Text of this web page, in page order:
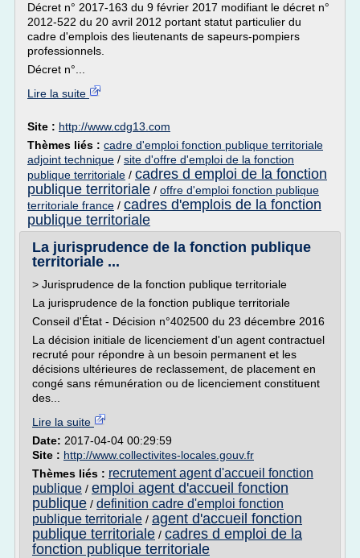
Décret n° 2017-163 du 9 février 2017 modifiant le décret n°
2012-522 du 20 avril 2012 portant statut particulier du
cadre d'emplois des lieutenants de sapeurs-pompiers
professionnels.
Décret n°...
Lire la suite
Site : http://www.cdg13.com
Thèmes liés : cadre d'emploi fonction publique territoriale
adjoint technique / site d'offre d'emploi de la fonction
publique territoriale / cadres d emploi de la fonction
publique territoriale / offre d'emploi fonction publique
territoriale france / cadres d'emplois de la fonction
publique territoriale
La jurisprudence de la fonction publique
territoriale ...
> Jurisprudence de la fonction publique territoriale
La jurisprudence de la fonction publique territoriale
Conseil d'État - Décision n°402500 du 23 décembre 2016
La décision initiale de licenciement d'un agent contractuel
recruté pour répondre à un besoin permanent et les
décisions ultérieures de reclassement, de placement en
congé sans rémunération ou de licenciement constituent
des...
Lire la suite
Date: 2017-04-04 00:29:59
Site : http://www.collectivites-locales.gouv.fr
Thèmes liés : recrutement agent d'accueil fonction
publique / emploi agent d'accueil fonction
publique / definition cadre d'emploi fonction
publique territoriale / agent d'accueil fonction
publique territoriale / cadres d emploi de la
fonction publique territoriale